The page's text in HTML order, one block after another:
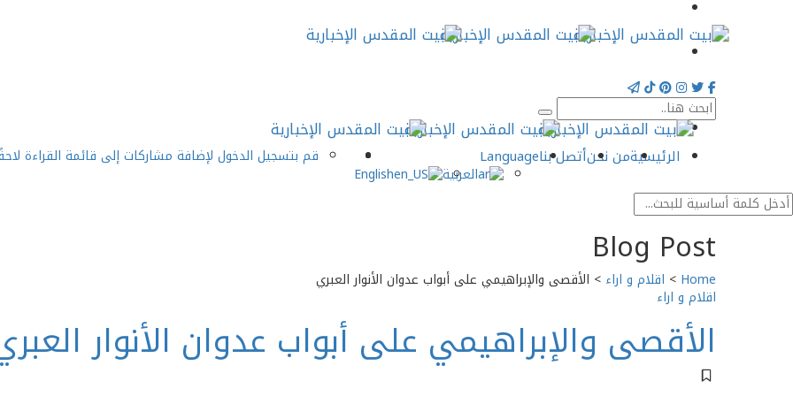
الرئيسيةمن نحنأتصل بناLanguage
العربية English
قم بتسجيل الدخول لإضافة مشاركات إلى قائمة القراءة
Blog Post
Home
> اقلام و اراء > الأقصى والإبراهيمي على أبواب عدوان الأنوار العبري
اقلام و اراء
الأقصى والإبراهيمي على أبواب عدوان الأنوار